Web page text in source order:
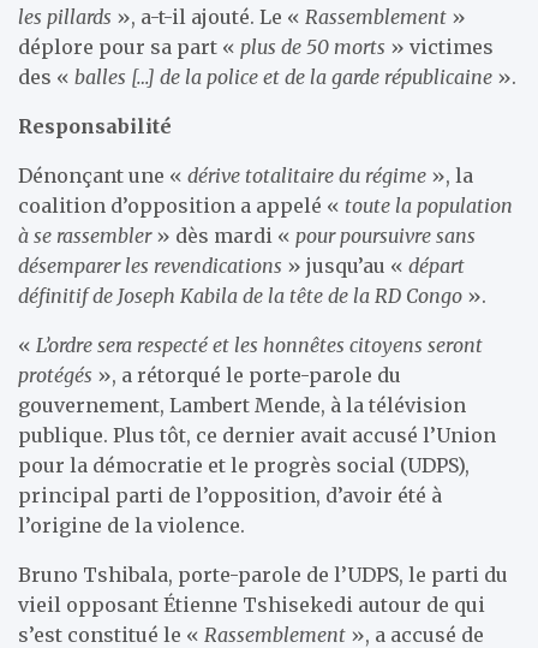
les pillards », a-t-il ajouté. Le « Rassemblement »
déplore pour sa part « plus de 50 morts » victimes
des « balles […] de la police et de la garde républicaine ».
Responsabilité
Dénonçant une « dérive totalitaire du régime », la
coalition d’opposition a appelé « toute la population
à se rassembler» dès mardi « pour poursuivre sans
désemparer les revendications » jusqu’au « départ
définitif de Joseph Kabila de la tête de la RD Congo ».
« L’ordre sera respecté et les honnêtes citoyens seront
protégés », a rétorqué le porte-parole du
gouvernement, Lambert Mende, à la télévision
publique. Plus tôt, ce dernier avait accusé l’Union
pour la démocratie et le progrès social (UDPS),
principal parti de l’opposition, d’avoir été à
l’origine de la violence.
Bruno Tshibala, porte-parole de l’UDPS, le parti du
vieil opposant Étienne Tshisekedi autour de qui
s’est constitué le « Rassemblement », a accusé de